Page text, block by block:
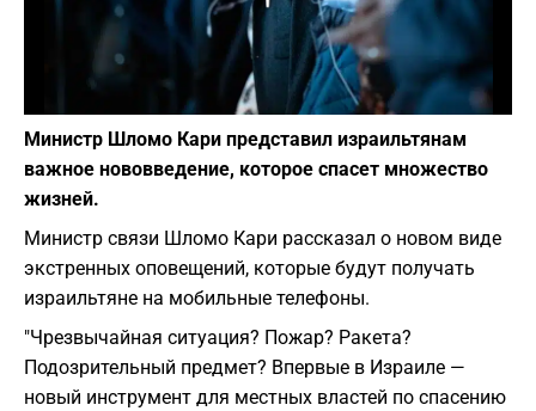
Фото: Unsplash
Министр Шломо Кари представил израильтянам
важное нововведение, которое спасет множество
жизней.
Министр связи Шломо Кари рассказал о новом виде
экстренных оповещений, которые будут получать
израильтяне на мобильные телефоны.
"Чрезвычайная ситуация? Пожар? Ракета?
Подозрительный предмет? Впервые в Израиле —
новый инструмент для местных властей по спасению